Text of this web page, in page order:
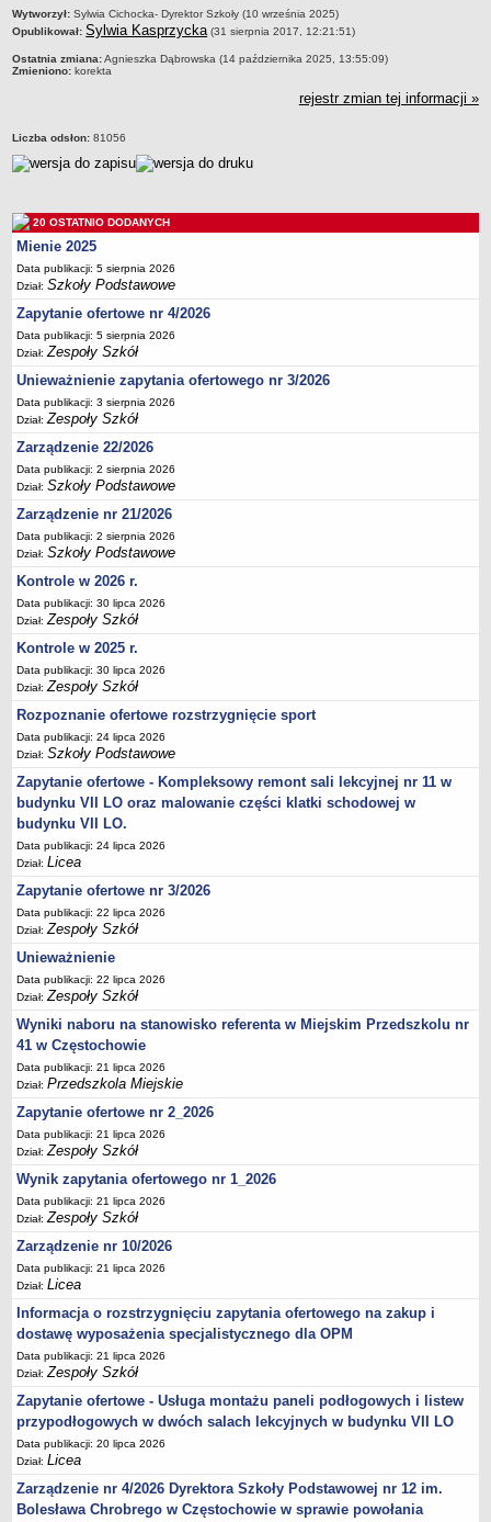
Rejestry, ewidencje, archiwa
Sprawozdania
Deklaracja dostępności
BIURO FINANSÓW OŚWIATY
Dane podstawowe
Majątek
Godziny dyżurów
Ogłoszenia
Zarządzenia
Rejestry, ewidencje, archiwa
Kontrole
PONOWNE WYKORZYSTYWANIE
Sprawozdania
Deklaracja dostępności
DEKLARACJA DOSTĘPNOŚCI
OŚWIADCZENIA MAJĄTKOWE
PONOWNE WYKORZYSTYWANIE
UDOSTĘPNIANIE INFORMACJI PUBLICZNEJ
OCHRONA DANYCH OSOBOWYCH
metryczka
Wytworzył: Sylwia Cichocka- Dyrektor Szkoły (10 września 2025)
Opublikował: Sylwia Kasprzycka(31 sierpnia 2017, 12:21:51)
Ostatnia zmiana:Agnieszka Dąbrowska (14 października 2025, 13:55:09)
Zmieniono: korekta
rejestr zmian tej informacji »
Liczba odsłon: 81056
20 OSTATNIO DODANYCH
Mienie 2025
Data publikacji: 5 sierpnia 2026
Dział:Szkoły Podstawowe
Zapytanie ofertowe nr 4/2026
Data publikacji: 5 sierpnia 2026
Dział:Zespoły Szkół
Unieważnienie zapytania ofertowego nr 3/2026
Data publikacji: 3 sierpnia 2026
Dział:Zespoły Szkół
Zarządzenie 22/2026
Data publikacji: 2 sierpnia 2026
Dział:Szkoły Podstawowe
Zarządzenie nr 21/2026
Data publikacji: 2 sierpnia 2026
Dział:Szkoły Podstawowe
Kontrole w 2026 r.
Data publikacji: 30 lipca 2026
Dział:Zespoły Szkół
Kontrole w 2025 r.
Data publikacji: 30 lipca 2026
Dział:Zespoły Szkół
Rozpoznanie ofertowe rozstrzygnięcie sport
Data publikacji: 24 lipca 2026
Dział:Szkoły Podstawowe
Zapytanie ofertowe - Kompleksowy remont sali lekcyjnej nr 11 w
budynku VII LO oraz malowanie części klatki schodowej w
budynku VII LO.
Data publikacji: 24 lipca 2026
Dział:Licea
Zapytanie ofertowe nr 3/2026
Data publikacji: 22 lipca 2026
Dział:Zespoły Szkół
Unieważnienie
Data publikacji: 22 lipca 2026
Dział:Zespoły Szkół
Wyniki naboru na stanowisko referenta w Miejskim Przedszkolu nr
41 w Częstochowie
Data publikacji: 21 lipca 2026
Dział:Przedszkola Miejskie
Zapytanie ofertowe nr 2_2026
Data publikacji: 21 lipca 2026
Dział:Zespoły Szkół
Wynik zapytania ofertowego nr 1_2026
Data publikacji: 21 lipca 2026
Dział:Zespoły Szkół
Zarządzenie nr 10/2026
Data publikacji: 21 lipca 2026
Dział:Licea
Informacja o rozstrzygnięciu zapytania ofertowego na zakup i
dostawę wyposażenia specjalistycznego dla OPM
Data publikacji: 21 lipca 2026
Dział:Zespoły Szkół
Zapytanie ofertowe - Usługa montażu paneli podłogowych i listew
przypodłogowych w dwóch salach lekcyjnych w budynku VII LO
Data publikacji: 20 lipca 2026
Dział:Licea
Zarządzenie nr 4/2026 Dyrektora Szkoły Podstawowej nr 12 im.
Bolesława Chrobrego w Częstochowie w sprawie powołania